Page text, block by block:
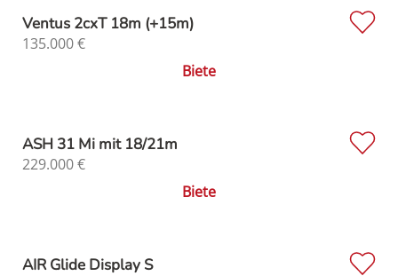
Ventus 2cxT 18m (+15m)
135.000€
Biete
ASH 31 Mi mit 18/21m
229.000€
Biete
AIR Glide Display S